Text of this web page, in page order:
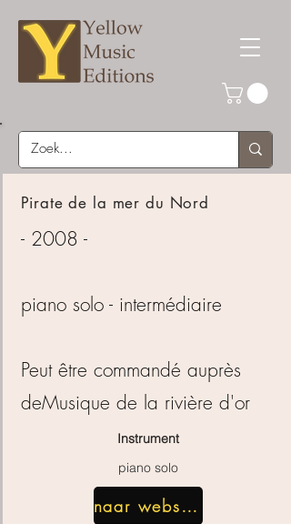
Pirate de la mer du Nord
- 2008 -
piano solo - intermédiaire
Peut être commandé auprès
deMusique de la rivière d'or
Instrument
piano solo
naar webshop